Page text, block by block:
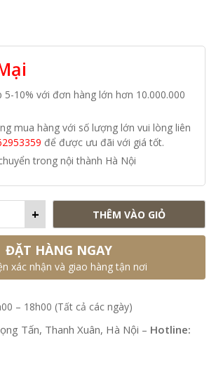
5-10% với đơn hàng lớn hơn 10.000.000
mua hàng với số lượng lớn vui lòng liên
để được ưu đãi với giá tốt.
trong nội thành Hà Nội
+ THÊM VÀO GIỎ
ĐẶT HÀNG NGAY
xác nhận và giao hàng tận nơi
– 18h00 (Tất cả các ngày)
Tấn, Thanh Xuân, Hà Nội – Hotline: